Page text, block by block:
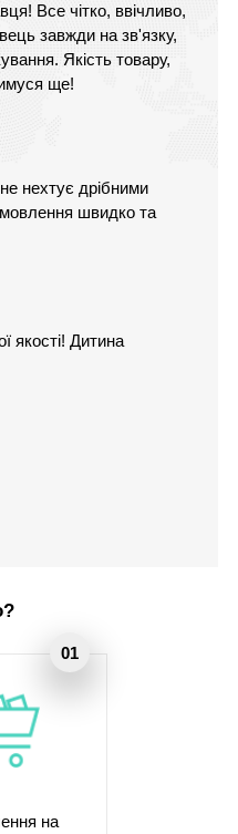
Все чітко, ввічливо,
завжди на зв'язку,
Якість товару,
ще!
нехтує дрібними
швидко та
якості! Дитина
на